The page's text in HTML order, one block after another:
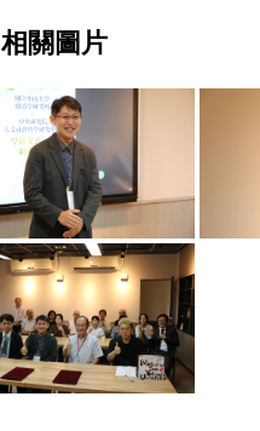
相關圖片